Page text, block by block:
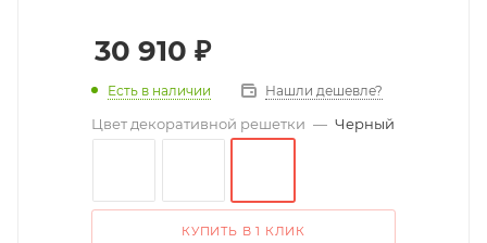
30 910 ₽
Есть в наличии Нашли дешевле?
Цвет декоративной решетки — Черный
КУПИТЬ В 1 КЛИК